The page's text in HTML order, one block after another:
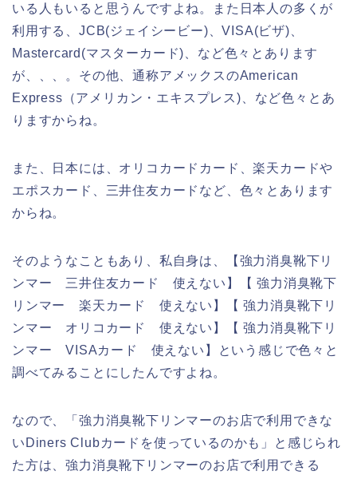
いる人もいると思うんですよね。また日本人の多くが
利用する、JCB(ジェイシービー)、VISA(ビザ)、
Mastercard(マスターカード)、など色々とあります
が、、、。その他、通称アメックスのAmerican
Express（アメリカン・エキスプレス)、など色々とあ
りますからね。
また、日本には、オリコカードカード、楽天カードや
エポスカード、三井住友カードなど、色々とあります
からね。
そのようなこともあり、私自身は、【強力消臭靴下リ
ンマー 三井住友カード 使えない】【 強力消臭靴下
リンマー 楽天カード 使えない】【 強力消臭靴下リ
ンマー オリコカード 使えない】【 強力消臭靴下リ
ンマー VISAカード 使えない】という感じで色々と
調べてみることにしたんですよね。
なので、「強力消臭靴下リンマーのお店で利用できな
いDiners Clubカードを使っているのかも」と感じられ
た方は、強力消臭靴下リンマーのお店で利用できる